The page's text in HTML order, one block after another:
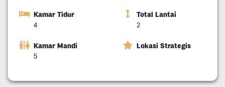
Kamar Tidur
4
Total Lantai
2
Kamar Mandi
5
Lokasi Strategis